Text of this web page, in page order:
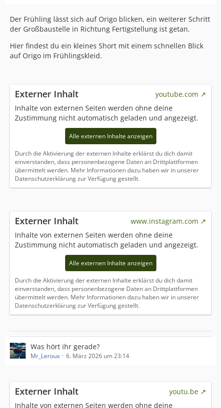
Der Frühling lässt sich auf Origo blicken, ein weiterer Schritt
der Großbaustelle in Richtung Fertigstellung ist getan.
Hier findest du ein kleines Short mit einem schnellen Blick
auf Origo im Frühlingskleid.
Externer Inhalt
youtube.com
Inhalte von externen Seiten werden ohne deine
Zustimmung nicht automatisch geladen und angezeigt.
Alle externen Inhalte anzeigen
Durch die Aktivierung der externen Inhalte erklärst du dich damit
einverstanden, dass personenbezogene Daten an Drittplattformen
übermittelt werden. Mehr Informationen dazu haben wir in unserer
Datenschutzerklärung zur Verfügung gestellt.
Externer Inhalt
www.instagram.com
Inhalte von externen Seiten werden ohne deine
Zustimmung nicht automatisch geladen und angezeigt.
Alle externen Inhalte anzeigen
Durch die Aktivierung der externen Inhalte erklärst du dich damit
einverstanden, dass personenbezogene Daten an Drittplattformen
übermittelt werden. Mehr Informationen dazu haben wir in unserer
Datenschutzerklärung zur Verfügung gestellt.
Was hört ihr gerade?
Mr_Leroux 6. März 2026 um 23:14
Externer Inhalt
youtu.be
Inhalte von externen Seiten werden ohne deine